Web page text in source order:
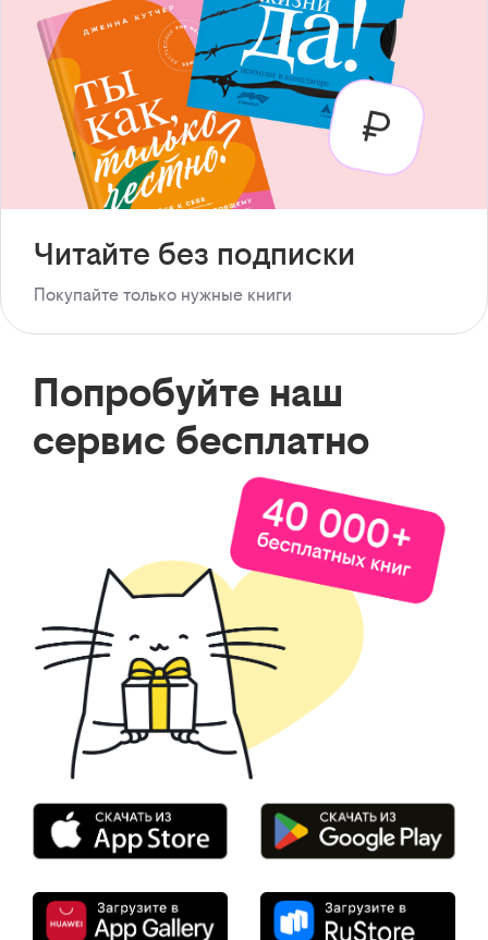
Читайте без подписки
Покупайте только нужные книги
Попробуйте наш
сервис бесплатно